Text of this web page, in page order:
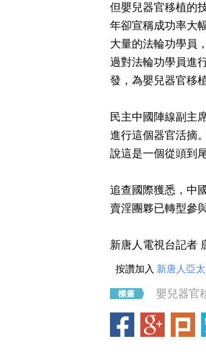
但嬰兒器官移植的
年卻宣稱成功率大
大量的法輪功學員
過對法輪功學員進
發，為嬰兒器官移
民主中國陣線副主
進行這個器官活摘
說這是一個從頭到
追查國際獲悉，中
賣淫團夥已轉型參
新唐人電視台記者
按讚加入 新唐人亞
嬰兒器官